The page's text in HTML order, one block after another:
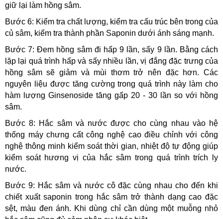
giữ lại làm hồng sâm.
Bước 6: Kiểm tra chất lượng, kiểm tra cấu trúc bên trong của
củ sâm, kiểm tra thành phần Saponin dưới ánh sáng mạnh.
Bước 7: Đem hồng sâm đi hấp 9 lần, sấy 9 lần. Bằng cách
lặp lại quá trình hấp và sấy nhiều lần, vị đắng đặc trưng của
hồng sâm sẽ giảm và mùi thơm trở nên đặc hơn. Các
nguyên liệu được tăng cường trong quá trình này làm cho
hàm lượng Ginsenoside tăng gấp 20 - 30 lần so với hồng
sâm.
Bước 8: Hắc sâm và nước được cho cùng nhau vào hệ
thống máy chưng cất công nghệ cao điều chỉnh với công
nghệ thông minh kiểm soát thời gian, nhiệt độ tự động giúp
kiểm soát hương vị của hắc sâm trong quá trình trích ly
nước.
Bước 9: Hắc sâm và nước cô đặc cùng nhau cho đến khi
chiết xuất saponin trong hắc sâm trở thành dạng cao đặc
sệt, màu đen ánh. Khi dùng chỉ cần dùng một muỗng nhỏ